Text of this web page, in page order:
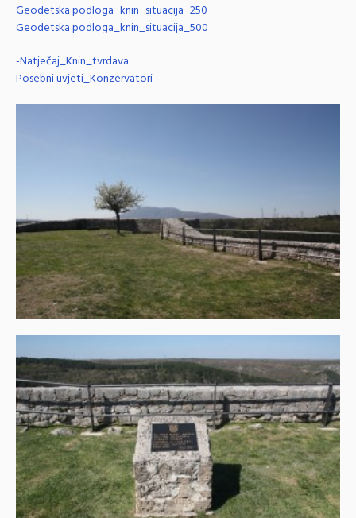
Geodetska podloga_knin_situacija_250
Geodetska podloga_knin_situacija_500
-Natječaj_Knin_tvrdava
Posebni uvjeti_Konzervatori